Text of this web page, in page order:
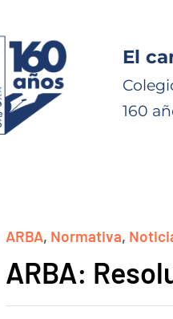
El
160
ARBA, Normativa,
ARBA: